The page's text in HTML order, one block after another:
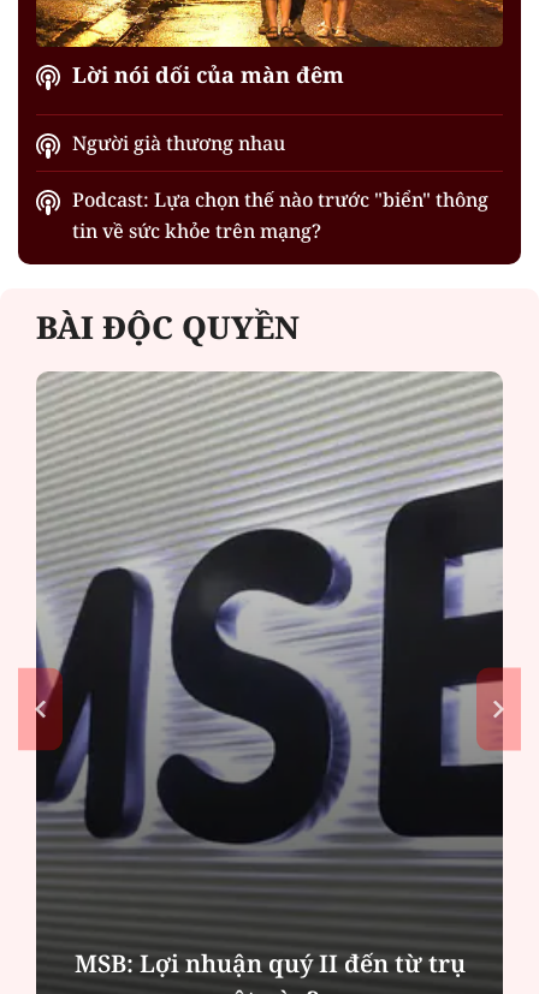
Lời nói dối của màn đêm
Người già thương nhau
Podcast: Lựa chọn thế nào trước "biển" thông
tin về sức khỏe trên mạng?
BÀI ĐỘC QUYỀN
MSB: Lợi nhuận quý II đến từ trụ